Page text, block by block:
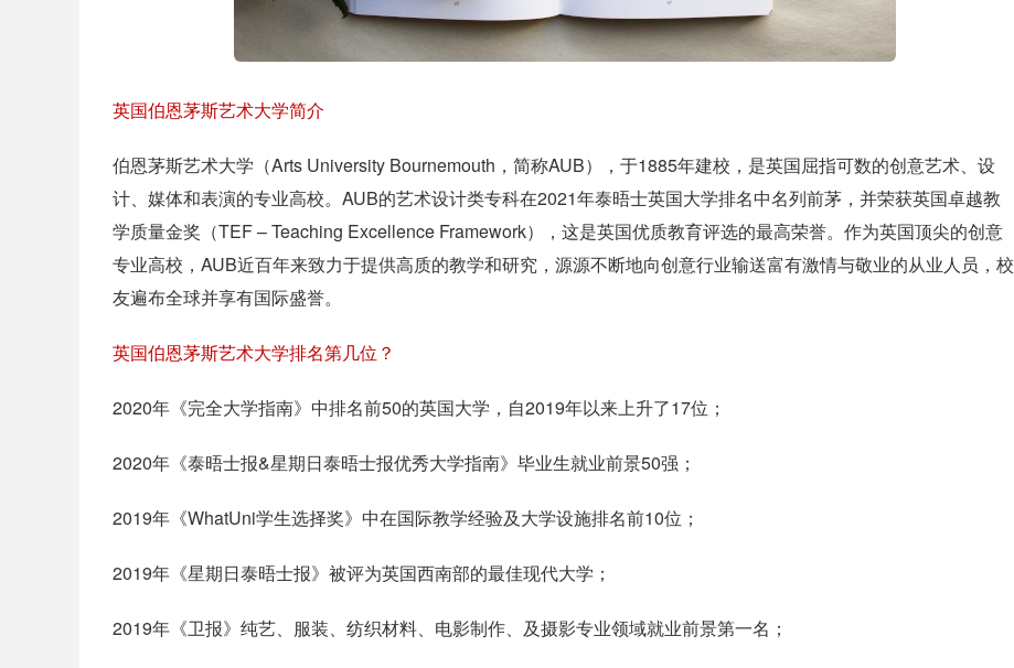
英国伯恩茅斯艺术大学简介
伯恩茅斯艺术大学（Arts University Bournemouth，简称AUB），于1885年建校，是英国屈指可数的创意艺术、设
计、媒体和表演的专业高校。AUB的艺术设计类专科在2021年泰晤士英国大学排名中名列前茅，并荣获英国卓越教
学质量金奖（TEF – Teaching Excellence Framework），这是英国优质教育评选的最高荣誉。作为英国顶尖的创意
专业高校，AUB近百年来致力于提供高质的教学和研究，源源不断地向创意行业输送富有激情与敬业的从业人员，校
友遍布全球并享有国际盛誉。
英国伯恩茅斯艺术大学排名第几位？
2020年《完全大学指南》中排名前50的英国大学，自2019年以来上升了17位；
2020年《泰晤士报&星期日泰晤士报优秀大学指南》毕业生就业前景50强；
2019年《WhatUni学生选择奖》中在国际教学经验及大学设施排名前10位；
2019年《星期日泰晤士报》被评为英国西南部的最佳现代大学；
2019年《卫报》纯艺、服装、纺织材料、电影制作、及摄影专业领域就业前景第一名；